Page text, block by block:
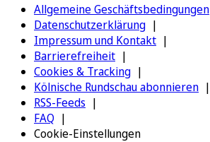
Allgemeine Geschäftsbedingungen
Datenschutzerklärung
Impressum und Kontakt
Barrierefreiheit
Cookies & Tracking
Kölnische Rundschau abonnieren
RSS-Feeds
FAQ
Cookie-Einstellungen